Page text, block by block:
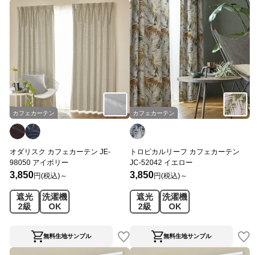
カフェカーテン
オダリスク カフェカーテン JE-
98050 アイボリー
3,850円(税込)～
遮光
2級
洗濯機
OK
無料生地サンプル
カフェカーテン
トロピカルリーフ カフェカーテン
JC-52042 イエロー
3,850円(税込)～
遮光
2級
洗濯機
OK
無料生地サンプル